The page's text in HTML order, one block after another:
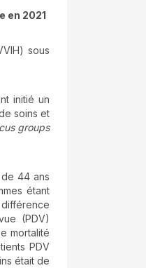
en 2021
sous
initié un
soins et
groups
44 ans
étant
(PDV)
mortalité
PDV
était de